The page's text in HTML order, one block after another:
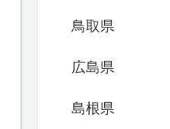
鳥取県
広島県
島根県